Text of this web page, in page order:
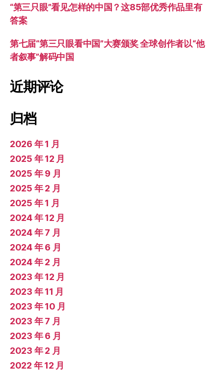
“第三只眼”看见怎样的中国？这85部优秀作品里有
答案
第七届“第三只眼看中国”大赛颁奖 全球创作者以“他
者叙事”解码中国
近期评论
归档
2026 年 1 月
2025 年 12 月
2025 年 9 月
2025 年 2 月
2025 年 1 月
2024 年 12 月
2024 年 7 月
2024 年 6 月
2024 年 2 月
2023 年 12 月
2023 年 11 月
2023 年 10 月
2023 年 7 月
2023 年 6 月
2023 年 2 月
2022 年 12 月